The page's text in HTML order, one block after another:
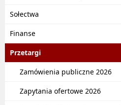
Sołectwa
Finanse
Przetargi
Zamówienia publiczne 2026
Zapytania ofertowe 2026